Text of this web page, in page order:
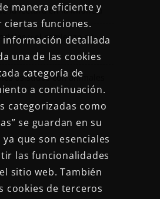
la lectura en la infancia
y el comienzo en
asistidas con animales
manera eficiente y
ciertas funciones.
información detallada
una de las cookies
categoría de
a continuación.
categorizadas como
se guardan en su
que son esenciales
las funcionalidades
sitio web. También
cookies de terceros